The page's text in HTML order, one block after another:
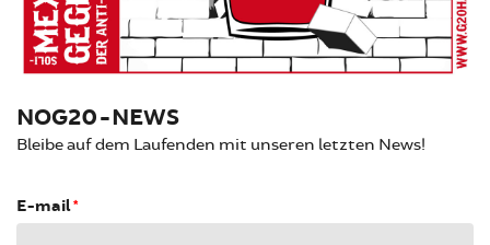
NOG20-NEWS
Bleibe auf dem Laufenden mit unseren letzten News!
E-mail*